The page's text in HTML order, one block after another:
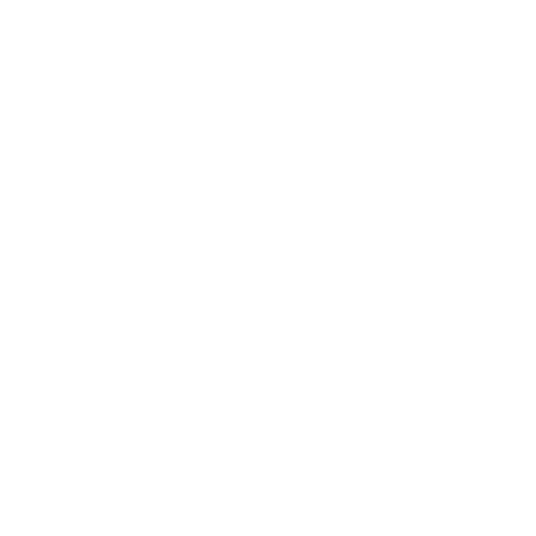
应方式。另外，企业内部的管理系统稳定性和安全性是首
乎将被淘汰了，新的开发模式不再输出html了，因此上述
JSON格式的数据了，有些类库可以把javaBean直接作为
有想过让一个可以赚100块钱的人去赚1000块钱 AJAX的作